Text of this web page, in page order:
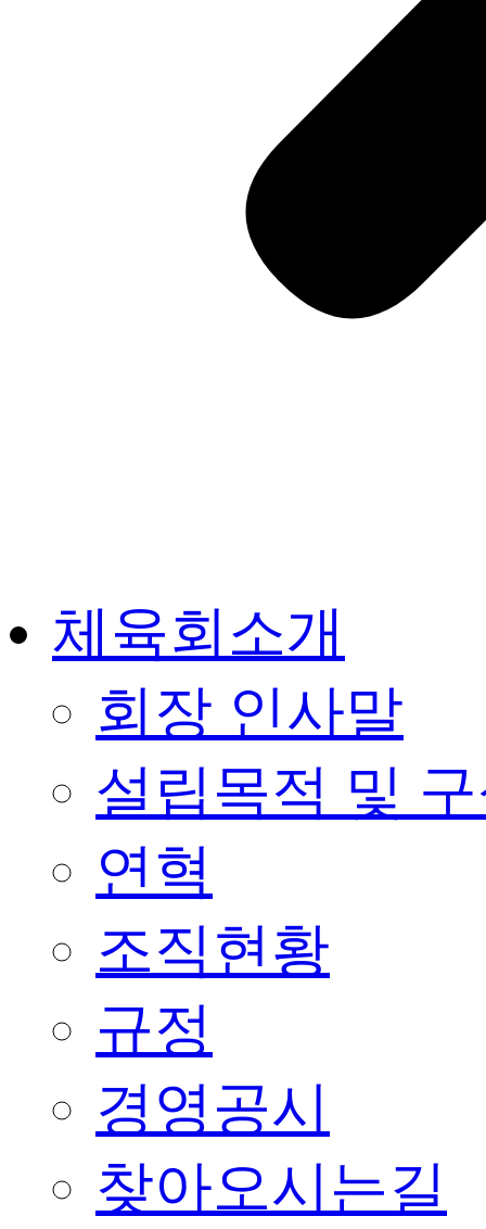
체육회소개
회장 인사말
설립목적 및
연혁
조직현황
규정
경영공시
찾아오시는길